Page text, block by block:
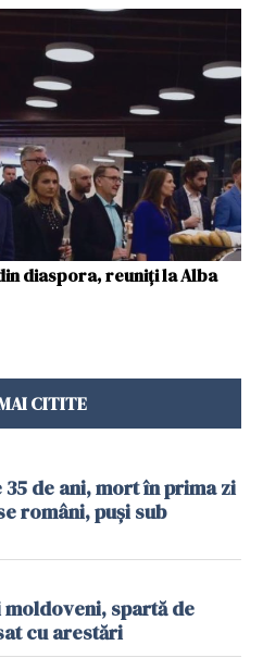
diaspora, reuniți la Alba
CITITE
de ani, mort în prima zi
români, puși sub
spartă de
cu arestări